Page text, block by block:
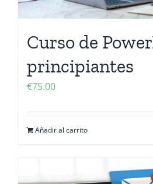
Curso de
principiantes
€75.00
Añadir al carrito